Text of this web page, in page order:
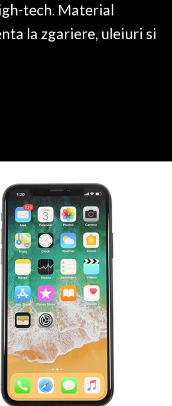
tech. Material
la zgariere, uleiuri si